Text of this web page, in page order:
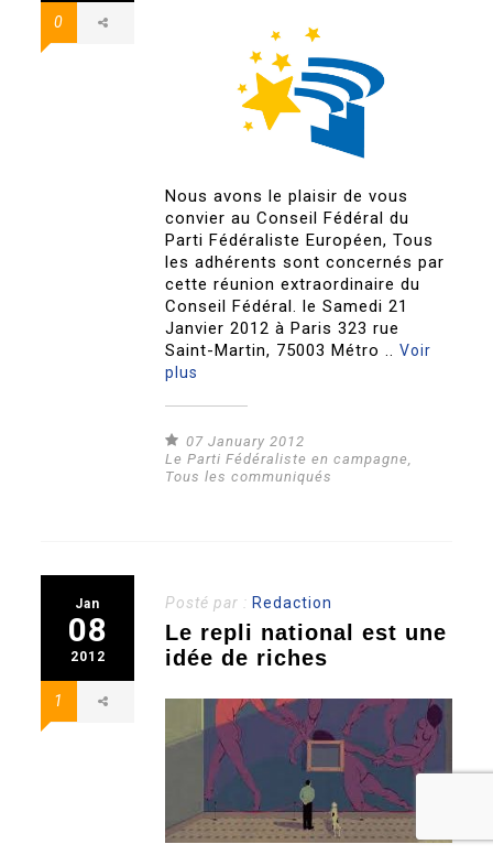
0
Nous avons le plaisir de vous
convier au Conseil Fédéral du
Parti Fédéraliste Européen, Tous
les adhérents sont concernés par
cette réunion extraordinaire du
Conseil Fédéral. le Samedi 21
Janvier 2012 à Paris 323 rue
Saint-Martin, 75003 Métro ..Voir
plus
07 January 2012
Le Parti Fédéraliste en campagne,
Tous les communiqués
Jan
08
2012
1
Posté par : Redaction
Le repli national est une
idée de riches